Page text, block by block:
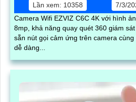
Lần xem: 10358
7/3/
Camera Wifi EZVIZ C6C 4K với hình
8mp, khả năng quay quét 360 giám
sẵn nút gọi cảm ứng trên camera cùng
dễ dàng...